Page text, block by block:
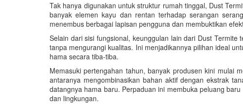
Tak hanya digunakan untuk struktur rumah tinggal, Dust
banyak elemen kayu dan rentan terhadap serangan
menembus berbagai lapisan pengguna dan membuktikan
Selain dari sisi fungsional, keunggulan lain dari Dust
tanpa mengurangi kualitas. Ini menjadikannya pilihan ideal
hama secara tiba-tiba.
Memasuki pertengahan tahun, banyak produsen kini mulai
antaranya mengombinasikan bahan aktif dengan ekstrak
datangnya hama baru. Perpaduan ini membuka peluang
dan lingkungan.